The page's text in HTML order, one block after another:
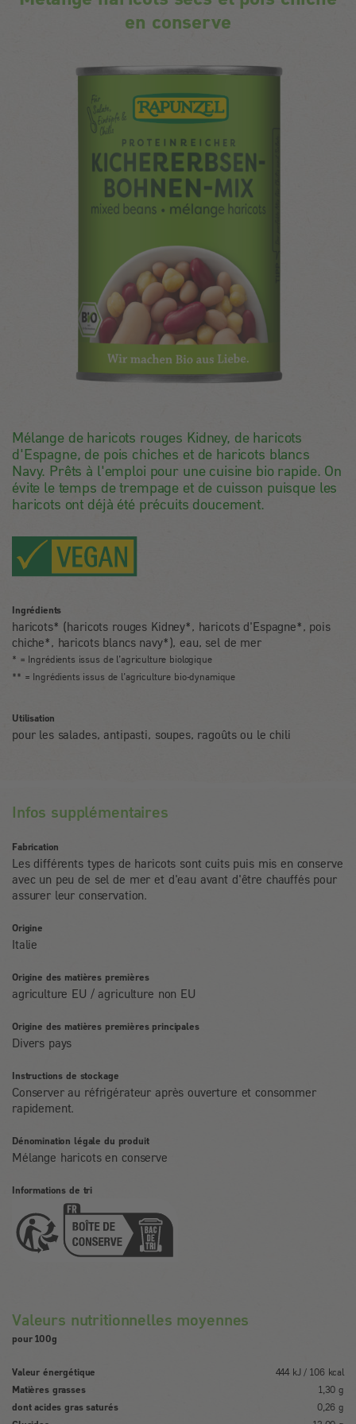
en conserve
Mélange de haricots rouges Kidney, de haricots
d'Espagne, de pois chiches et de haricots blancs
Navy. Prêts à l'emploi pour une cuisine bio rapide. On
évite le temps de trempage et de cuisson puisque les
haricots ont déjà été précuits doucement.
Ingrédients
haricots* (haricots rouges Kidney*, haricots d'Espagne*, pois
chiche*, haricots blancs navy*), eau, sel de mer
* = Ingrédients issus de l’agriculture biologique
** = Ingrédients issus de l’agriculture bio-dynamique
Utilisation
pour les salades, antipasti, soupes, ragoûts ou le chili
Infos supplémentaires
Fabrication
Les différents types de haricots sont cuits puis mis en conserve
avec un peu de sel de mer et d'eau avant d'être chauffés pour
assurer leur conservation.
Origine
Italie
Origine des matières premières
agriculture EU / agriculture non EU
Origine des matières premières principales
Divers pays
Instructions de stockage
Conserver au réfrigérateur après ouverture et consommer
rapidement.
Dénomination légale du produit
Mélange haricots en conserve
Informations de tri
Valeurs nutritionnelles moyennes
pour 100g
Valeur énergétique
444 kJ / 106 kcal
Matières grasses
1,30 g
dont acides gras saturés
0,26 g